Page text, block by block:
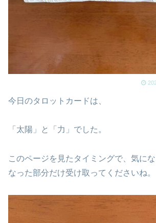
今日のタロットカードは、
「太陽」と「力」でした。
このページを見たタイミングで、気に
なった部分だけ受け取ってくださいね。